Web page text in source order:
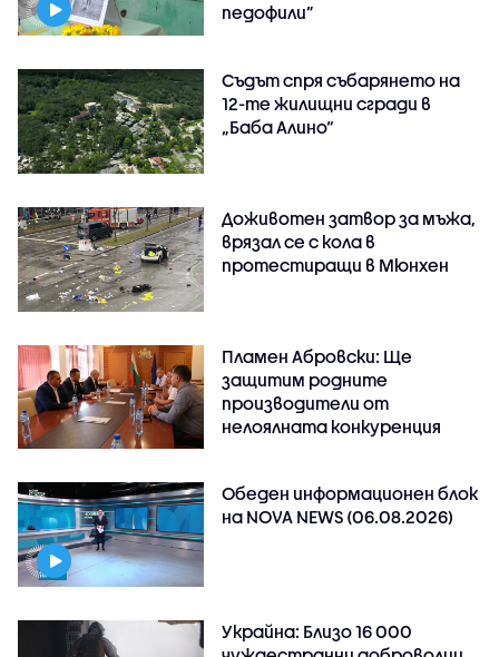
педофили”
Съдът спря събарянето на
12-те жилищни сгради в
„Баба Алино“
Доживотен затвор за мъжа,
врязал се с кола в
протестиращи в Мюнхен
Пламен Абровски: Ще
защитим родните
производители от
нелоялната конкуренция
Обеден информационен блок
на NOVA NEWS (06.08.2026)
Украйна: Близо 16 000